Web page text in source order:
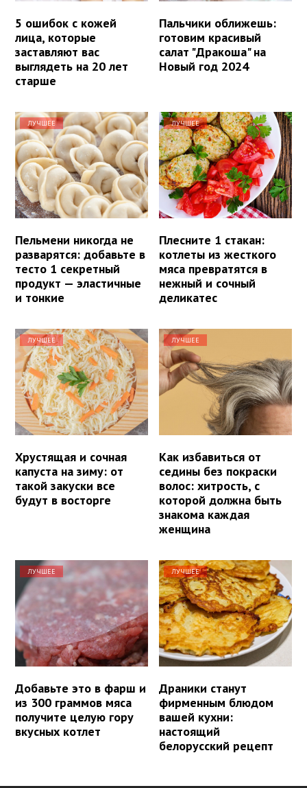
5 ошибок с кожей
лица, которые
заставляют вас
выглядеть на 20 лет
старше
Пальчики оближешь:
готовим красивый
салат "Дракоша" на
Новый год 2024
ЛУЧШЕЕ
Пельмени никогда не
разварятся: добавьте в
тесто 1 секретный
продукт — эластичные
и тонкие
ЛУЧШЕЕ
Плесните 1 стакан:
котлеты из жесткого
мяса превратятся в
нежный и сочный
деликатес
ЛУЧШЕЕ
Хрустящая и сочная
капуста на зиму: от
такой закуски все
будут в восторге
ЛУЧШЕЕ
Как избавиться от
седины без покраски
волос: хитрость, с
которой должна быть
знакома каждая
женщина
ЛУЧШЕЕ
Добавьте это в фарш и
из 300 граммов мяса
получите целую гору
вкусных котлет
ЛУЧШЕЕ
Драники станут
фирменным блюдом
вашей кухни:
настоящий
белорусский рецепт